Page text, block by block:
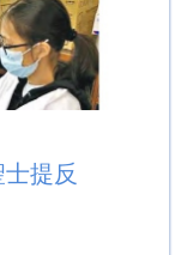
提反